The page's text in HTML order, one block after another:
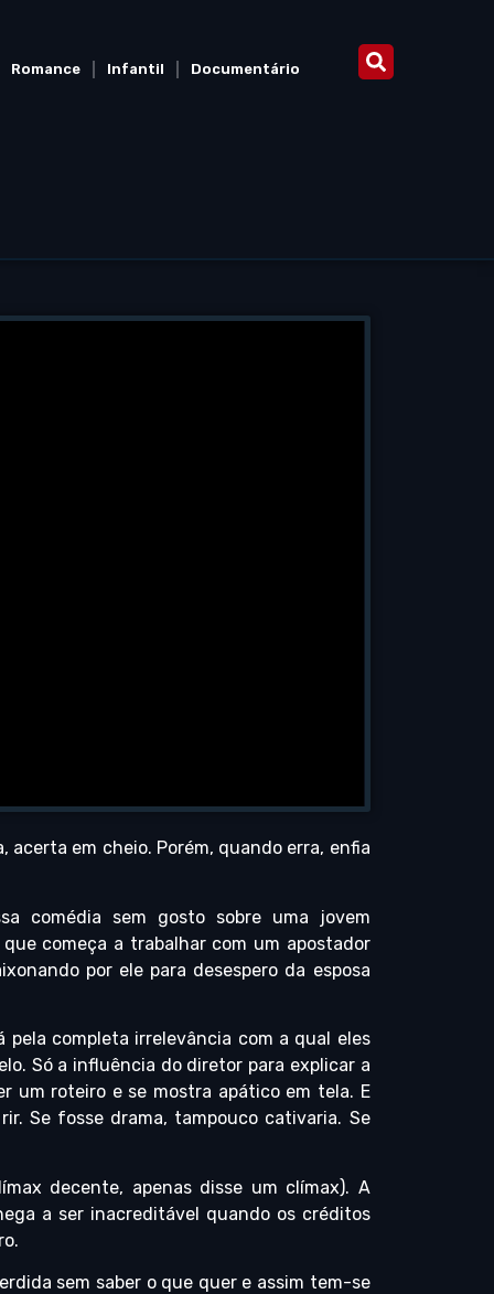
Romance Infantil Documentário
em cheio. Porém, quando erra, enfia
comédia sem gosto sobre uma jovem
que começa a trabalhar com um apostador
por ele para desespero da esposa
pela completa irrelevância com a qual eles
Só a influência do diretor para explicar a
um roteiro e se mostra apático em tela. E
Se fosse drama, tampouco cativaria. Se
decente, apenas disse um clímax). A
a ser inacreditável quando os créditos
sem saber o que quer e assim tem-se